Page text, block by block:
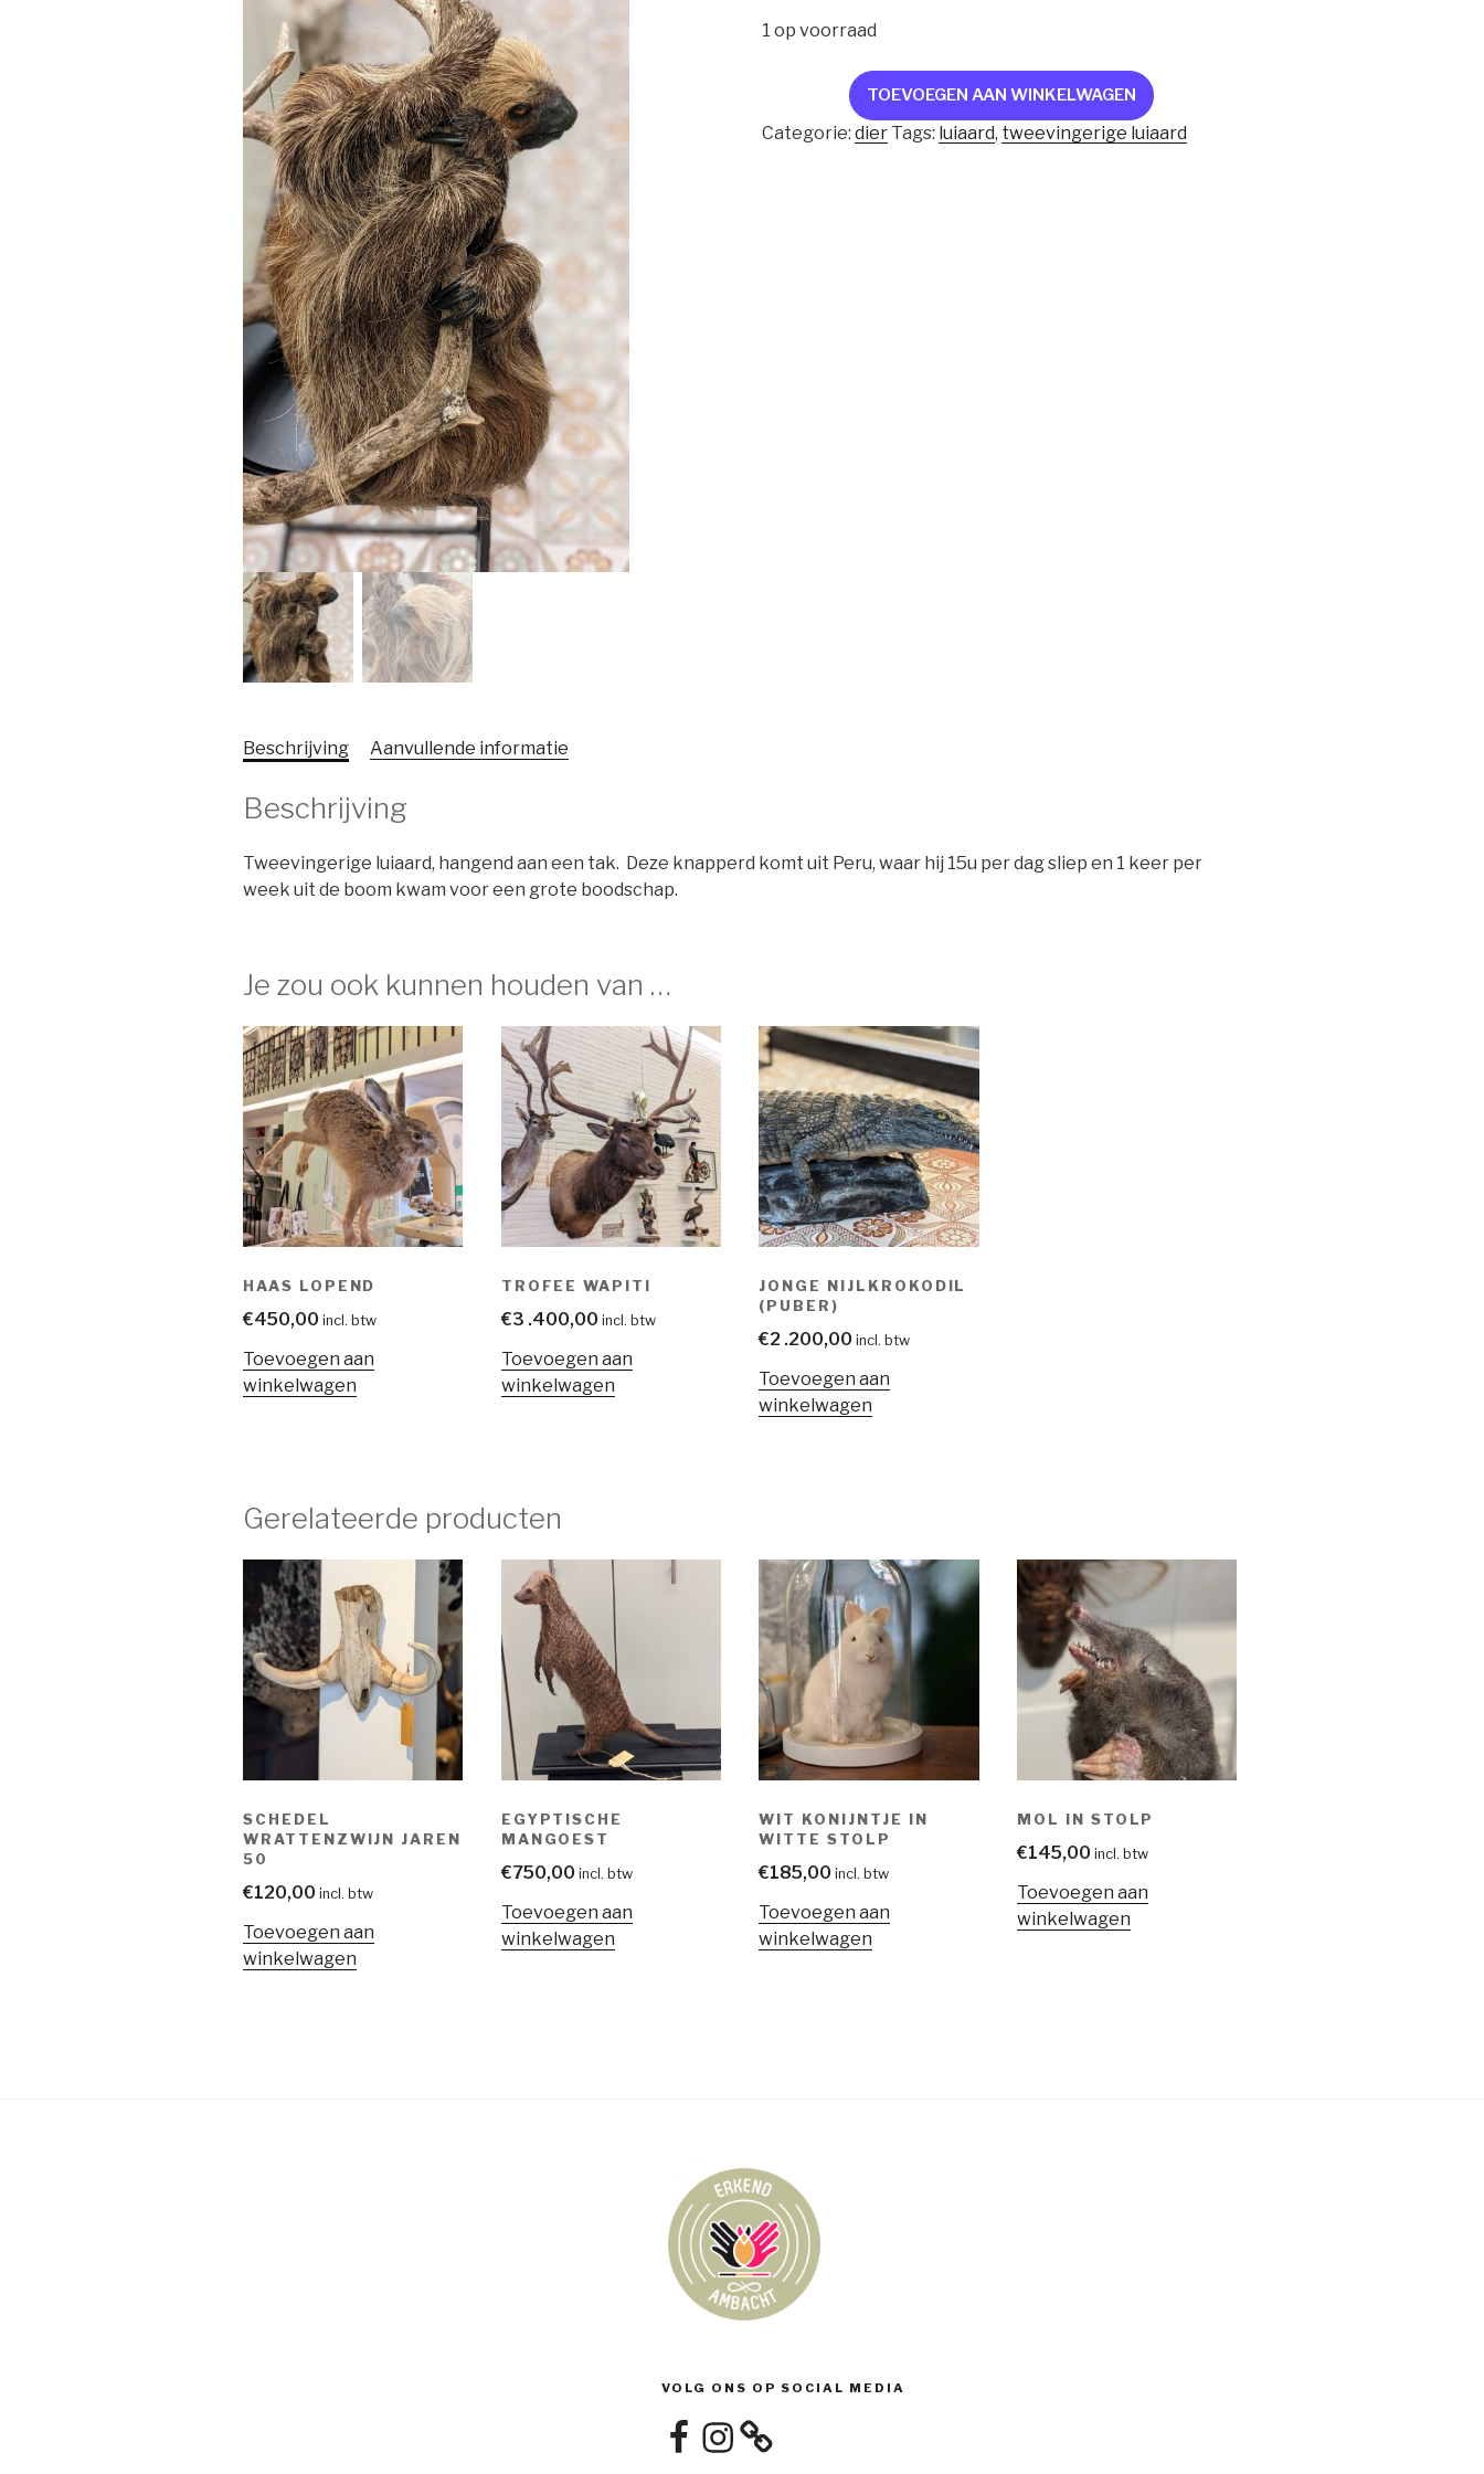
1 op voorraad
TOEVOEGEN AAN WINKELWAGEN
Categorie:dier Tags: luiaard, tweevingerige luiaard
Beschrijving Aanvullende informatie
Beschrijving
Tweevingerige luiaard, hangend aan een tak. Deze knapperd komt uit Peru, waar hij 15u per dag sliep en 1 keer per
week uit de boom kwam voor een grote boodschap.
Je zou ook kunnen houden van …
HAAS LOPEND
€450,00 incl. btw
Toevoegen aan
winkelwagen
TROFEE WAPITI
€3 .400,00 incl. btw
Toevoegen aan
winkelwagen
JONGE NIJLKROKODIL
(PUBER)
€2 .200,00 incl. btw
Toevoegen aan
winkelwagen
Gerelateerde producten
SCHEDEL
WRATTENZWIJN JAREN
50
€120,00 incl. btw
Toevoegen aan
winkelwagen
EGYPTISCHE
MANGOEST
€750,00 incl. btw
Toevoegen aan
winkelwagen
WIT KONIJNTJE IN
WITTE STOLP
€185,00 incl. btw
Toevoegen aan
winkelwagen
MOL IN STOLP
€145,00 incl. btw
Toevoegen aan
winkelwagen
VOLG ONS OP SOCIAL MEDIA
FacebookInstagram